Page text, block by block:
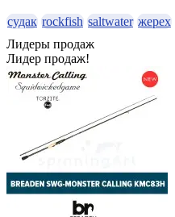
судак rockfish saltwater жерех
Лидеры продаж
Лидер продаж!